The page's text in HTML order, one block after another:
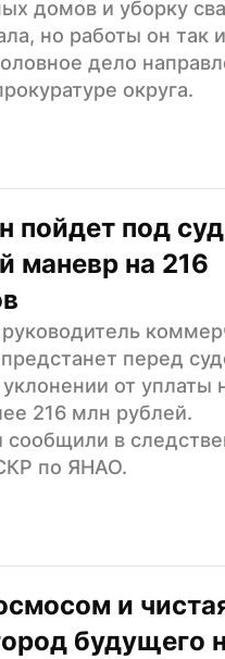
домов и уборку
но работы он так
дело
округа.
пойдет под
маневр на 216
перед
от уплаты
216 млн рублей.
сообщили в
по ЯНАО.
и
будущего